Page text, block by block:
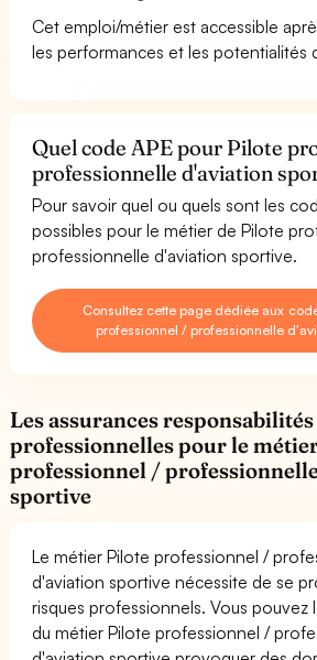
Cet emploi/métier est accessible
les performances et les potentialités
Quel code APE pour Pilote
professionnelle d'aviation
Pour savoir quel ou quels sont les
possibles pour le métier de Pilote
professionnelle d'aviation sportive.
Consultez cette page dédiée aux
professionnel / professionnelle
Les assurances
professionnelles pour le
professionnel /
sportive
Le métier Pilote professionnel /
d'aviation sportive nécessite de se
risques professionnels. Vous pouvez
du métier Pilote professionnel /